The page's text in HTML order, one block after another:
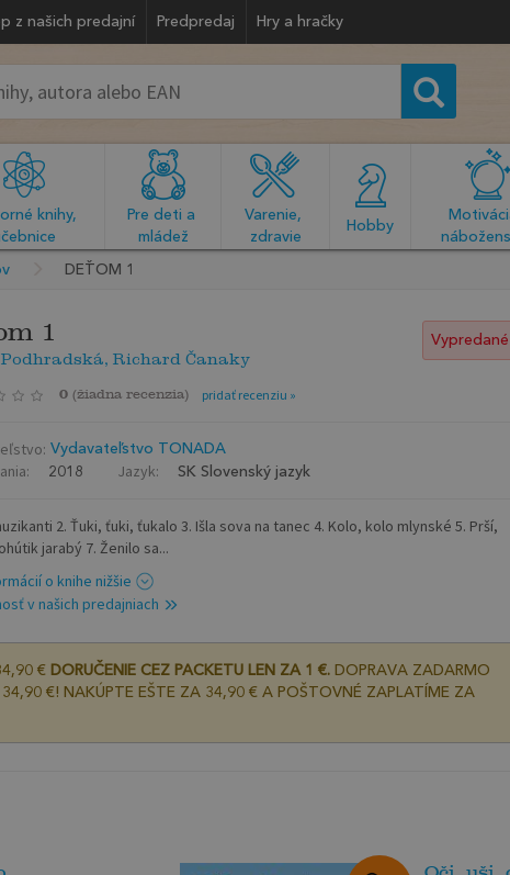
z našich predajní Predpredaj Hry a hračky
knihy,
Pre deti a
mládež
Varenie,
zdravie
Hobby
DEŤOM 1
1
Richard Čanaky
Vypredané
0 (žiadna recenzia) pridať recenziu »
Vydavateľstvo TONADA
2018 Jazyk: SK Slovenský jazyk
2. Ťuki, ťuki, ťukalo 3. Išla sova na tanec 4. Kolo, kolo mlynské 5. Prší,
jarabý 7. Ženilo sa...
o knihe nižšie
v našich predajniach
€ DORUČENIE CEZ PACKETU LEN ZA 1 €.DOPRAVA ZADARMO
34,90 €! NAKÚPTE EŠTE ZA 34,90 € A POŠTOVNÉ ZAPLATÍME ZA